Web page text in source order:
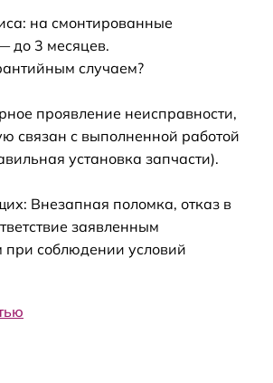
на смонтированные
до 3 месяцев.
случаем?
проявление неисправности,
связан с выполненной работой
установка запчасти).
Внезапная поломка, отказ в
заявленным
при соблюдении условий